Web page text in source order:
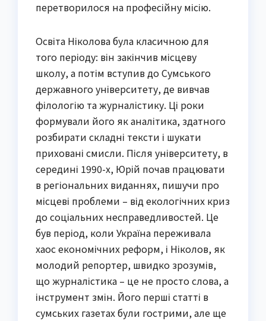
перетворилося на професійну місію.
Освіта Ніколова була класичною для
того періоду: він закінчив місцеву
школу, а потім вступив до Сумського
державного університету, де вивчав
філологію та журналістику. Ці роки
формували його як аналітика, здатного
розбирати складні тексти і шукати
приховані смисли. Після університету, в
середині 1990-х, Юрій почав працювати
в регіональних виданнях, пишучи про
місцеві проблеми – від екологічних криз
до соціальних несправедливостей. Це
був період, коли Україна переживала
хаос економічних реформ, і Ніколов, як
молодий репортер, швидко зрозумів,
що журналістика – це не просто слова, а
інструмент змін. Його перші статті в
сумських газетах були гострими, але ще